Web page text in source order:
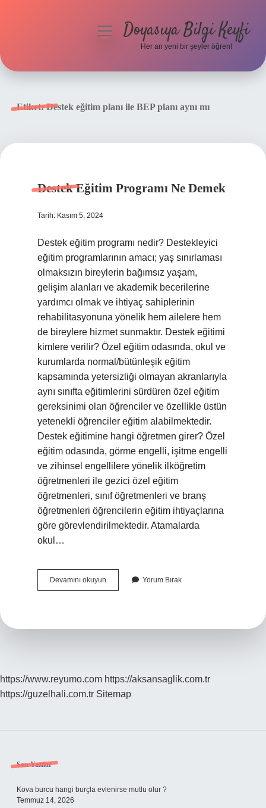
menüyüDoyasıya Bilgi Keyfi
Her an yeni bir şeyler öğren!
Etiket:Destek eğitim planı ile BEP planı aynı mı
Destek Eğitim Programı Ne Demek
Tarih: Kasım 5, 2024
Destek eğitim programı nedir? Destekleyici
eğitim programlarının amacı; yaş sınırlaması
olmaksızın bireylerin bağımsız yaşam,
gelişim alanları ve akademik becerilerine
yardımcı olmak ve ihtiyaç sahiplerinin
rehabilitasyonuna yönelik hem ailelere hem
de bireylere hizmet sunmaktır. Destek eğitimi
kimlere verilir? Özel eğitim odasında, okul ve
kurumlarda normal/bütünleşik eğitim
kapsamında yetersizliği olmayan akranlarıyla
aynı sınıfta eğitimlerini sürdüren özel eğitim
gereksinimi olan öğrenciler ve özellikle üstün
yetenekli öğrenciler eğitim alabilmektedir.
Destek eğitimine hangi öğretmen girer? Özel
eğitim odasında, görme engelli, işitme engelli
ve zihinsel engellilere yönelik ilköğretim
öğretmenleri ile gezici özel eğitim
öğretmenleri, sınıf öğretmenleri ve branş
öğretmenleri öğrencilerin eğitim ihtiyaçlarına
göre görevlendirilmektedir. Atamalarda
okul…
Devamını okuyun
Eğitim
Yorum Bırak
https://www.reyumo.com https://aksansaglik.com.tr
https://guzelhali.com.tr Sitemap
Sidebar
Son Yazılar
Kova burcu hangi burçla evlenirse mutlu olur ?
Temmuz 14, 2026